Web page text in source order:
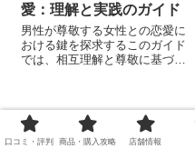
愛：理解と実践のガイド
男性が尊敬する女性との恋愛に
おける鍵を探求するこのガイド
では、相互理解と尊敬に基づく
恋愛
口コミ・評判 商品・購入攻略 店舗情報